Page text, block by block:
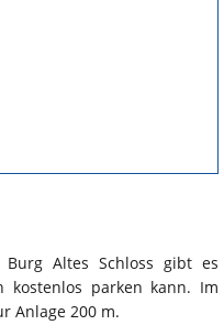
Altes Schloss gibt es
kostenlos parken kann. Im
Anlage 200 m.